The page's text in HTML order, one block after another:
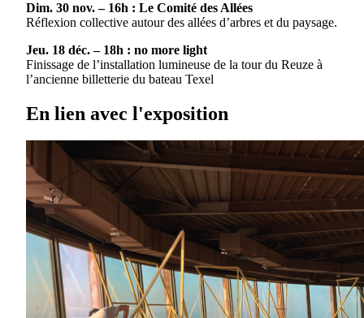
Dim. 30 nov. – 16h : Le Comité des Allées
Réflexion collective autour des allées d’arbres et du paysage.
Jeu. 18 déc. – 18h : no more light
Finissage de l’installation lumineuse de la tour du Reuze à
l’ancienne billetterie du bateau Texel
En lien avec l'exposition